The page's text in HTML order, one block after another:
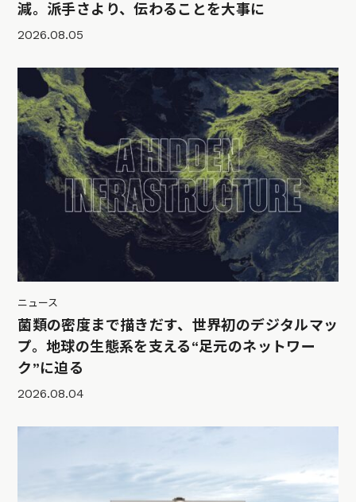
減。派手さより、伝わることを大事に
2026.08.05
ニュース
菌類の密度まで描きだす、世界初のデジタルマッ
プ。地球の生態系を支える“足元のネットワー
ク”に迫る
2026.08.04